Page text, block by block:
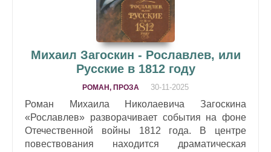
Михаил Загоскин - Рославлев, или
Русские в 1812 году
РОМАН, ПРОЗА 30-11-2025
Роман Михаила Николаевича Загоскина
«Рославлев» разворачивает события на фоне
Отечественной войны 1812 года. В центре
повествования находится драматическая